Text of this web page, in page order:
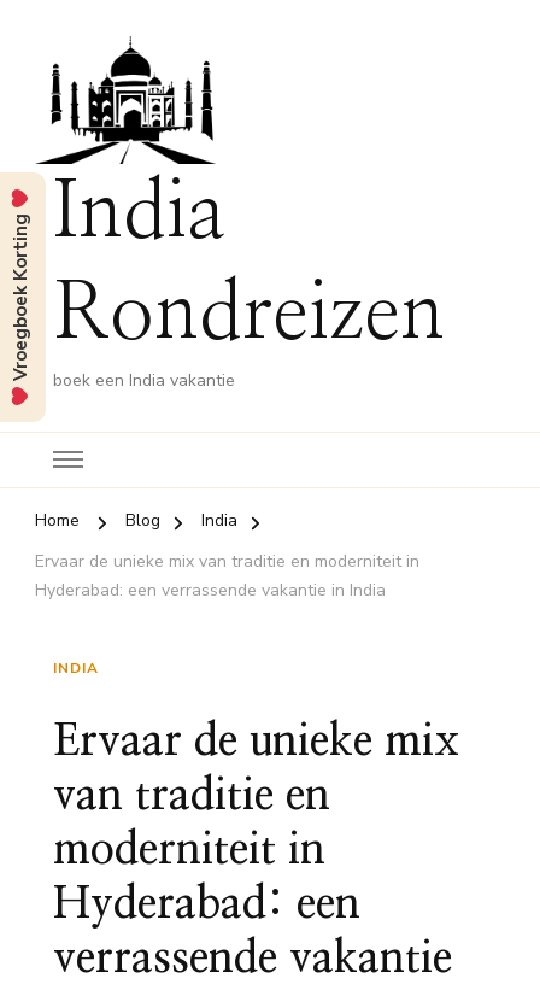
India
Rondreizen
boek een India vakantie
Home Blog
India
Ervaar de unieke mix van traditie en moderniteit in
Hyderabad: een verrassende vakantie in India
INDIA
Ervaar de unieke mix
van traditie en
moderniteit in
Hyderabad: een
verrassende vakantie
Vroegboek Korting